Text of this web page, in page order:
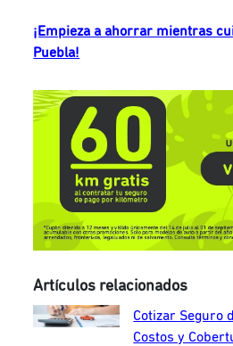
¡Empieza a ahorrar mientras
Puebla!
Artículos relacionados
Cotizar Seguro
Costos y